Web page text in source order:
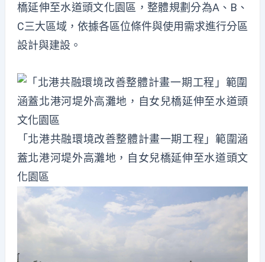
橋延伸至水道頭文化園區，整體規劃分為A、B、
C三大區域，依據各區位條件與使用需求進行分區
設計與建設。
「北港共融環境改善整體計畫一期工程」範圍涵
蓋北港河堤外高灘地，自女兒橋延伸至水道頭文
化園區